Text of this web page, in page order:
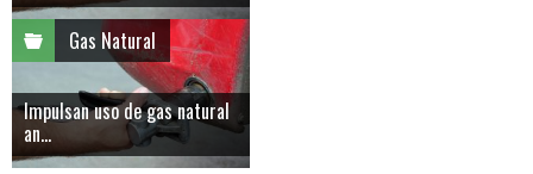
Gas Natural
Impulsan uso de gas natural
an...